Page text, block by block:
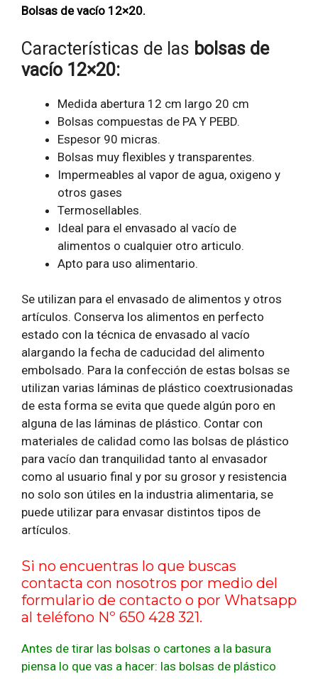
Bolsas devacío 12×20.
Características de las bolsas de
vacío 12×20:
Medida abertura 12 cm largo 20 cm
Bolsas compuestas de PA Y PEBD.
Espesor 90 micras.
Bolsas muy flexibles y transparentes.
Impermeables al vapor de agua, oxigeno y
otros gases
Termosellables.
Ideal para el envasado al vacío de
alimentos o cualquier otro articulo.
Apto para uso alimentario.
Se utilizan para el envasado de alimentos y otros
artículos. Conserva los alimentos en perfecto
estado con la técnica de envasado al vacío
alargando la fecha de caducidad del alimento
embolsado. Para la confección de estas bolsas se
utilizan varias láminas de plástico coextrusionadas
de esta forma se evita que quede algún poro en
alguna de las láminas de plástico. Contar con
materiales de calidad como las bolsas de plástico
para vacío dan tranquilidad tanto al envasador
como al usuario final y por su grosor y resistencia
no solo son útiles en la industria alimentaria, se
puede utilizar para envasar distintos tipos de
artículos.
Si no encuentras lo que buscas
contacta con nosotros por medio del
formulario de contacto o por Whatsapp
al teléfono Nº 650 428 321.
Antes de tirar las bolsas o cartones a la basura
piensa lo que vas a hacer: las bolsas de plástico